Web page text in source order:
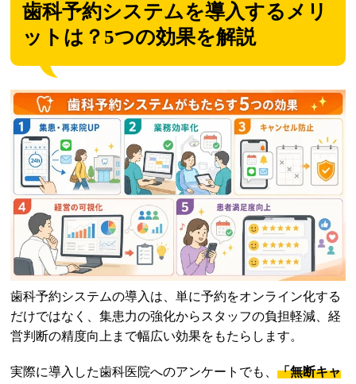
歯科予約システムを導入するメリ
ットは？5つの効果を解説
歯科予約システムの導入は、単に予約をオンライン化する
だけではなく、集患力の強化からスタッフの負担軽減、経
営判断の精度向上まで幅広い効果をもたらします。
実際に導入した歯科医院へのアンケートでも、「無断キャ